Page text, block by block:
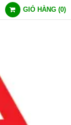
GIỎ HÀNG (0)